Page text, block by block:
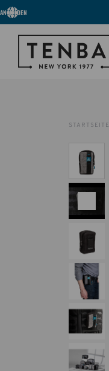
ANMELDEN
STARTSEITE